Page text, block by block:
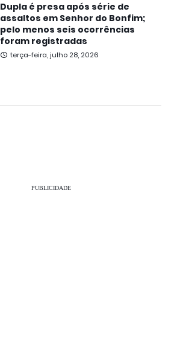
Dupla é presa após série de
assaltos em Senhor do Bonfim;
pelo menos seis ocorrências
foram registradas
terça-feira, julho 28, 2026
PUBLICIDADE